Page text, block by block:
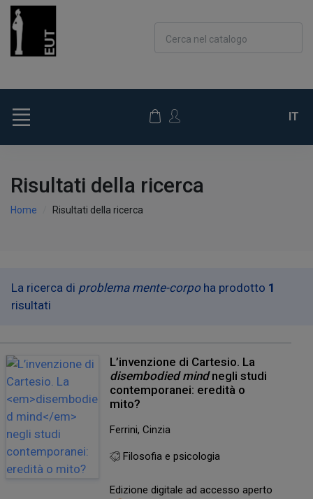
Cerca nel catalogo
IT
Risultati della ricerca
Home Risultati della ricerca
La ricerca di problema mente-corpoha prodotto 1
risultati
L’invenzione di Cartesio. La
disembodied mindnegli studi
contemporanei: eredità o
mito?
Ferrini, Cinzia
Filosofia e psicologia
Edizione digitale ad accesso aperto